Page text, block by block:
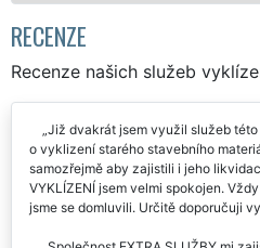
RECENZE
Recenze našich služeb
Již dvakrát jsem využil služeb
o vyklizení starého stavebního
samozřejmě aby zajistili i jeho
VYKLÍZENÍ jsem velmi spokojen.
jsme se domluvili. Určitě doporučuji